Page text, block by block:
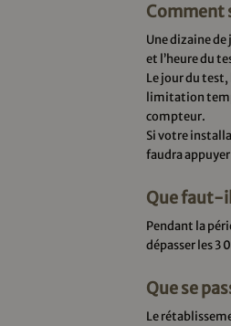
Comment
Une dizaine
et l’heure du
Le jour du
limitation
compteur.
Si votre
faudra
Que faut-
Pendant la
dépasser les
Que se
Le